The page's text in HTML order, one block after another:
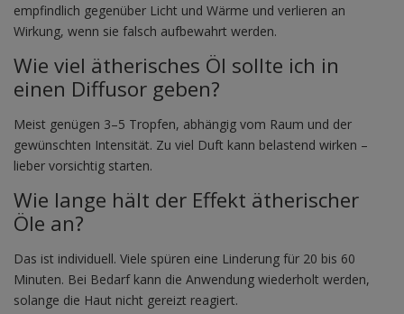
empfindlich gegenüber Licht und Wärme und verlieren an
Wirkung, wenn sie falsch aufbewahrt werden.
Wie viel ätherisches Öl sollte ich in
einen Diffusor geben?
Meist genügen 3–5 Tropfen, abhängig vom Raum und der
gewünschten Intensität. Zu viel Duft kann belastend wirken –
lieber vorsichtig starten.
Wie lange hält der Effekt ätherischer
Öle an?
Das ist individuell. Viele spüren eine Linderung für 20 bis 60
Minuten. Bei Bedarf kann die Anwendung wiederholt werden,
solange die Haut nicht gereizt reagiert.